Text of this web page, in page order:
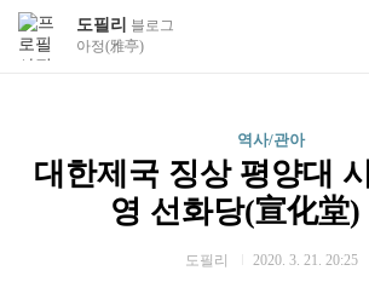
도필리 블로그
아정(雅亭)
역사/관아
대한제국 징상 평양대
영 선화당(宣化堂)
도필리 2020. 3. 21. 20:25